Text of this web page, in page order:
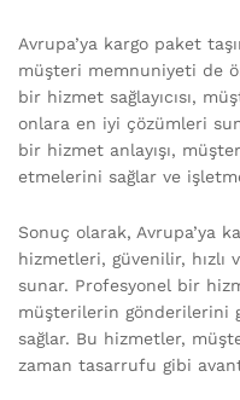
Avrupa’ya kargo paket
müşteri memnuniyeti de
bir hizmet sağlayıcısı,
onlara en iyi çözümleri
bir hizmet anlayışı,
etmelerini sağlar ve
Sonuç olarak, Avrupa’ya
hizmetleri, güvenilir, hızlı
sunar. Profesyonel bir
müşterilerin gönderilerini
sağlar. Bu hizmetler,
zaman tasarrufu gibi